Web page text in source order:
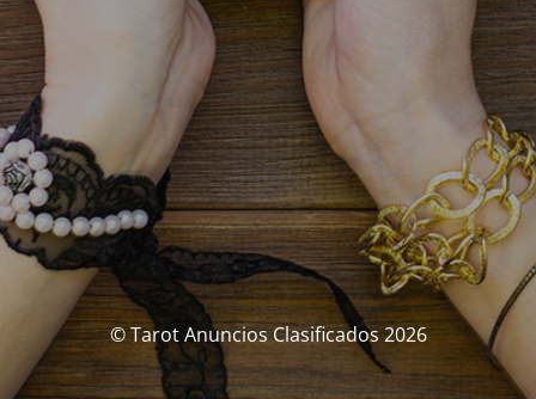
© Tarot Anuncios Clasificados 2026